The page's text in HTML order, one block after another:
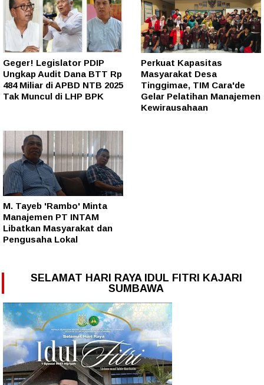
Geger! Legislator PDIP
Ungkap Audit Dana BTT Rp
484 Miliar di APBD NTB 2025
Tak Muncul di LHP BPK
Perkuat Kapasitas
Masyarakat Desa
Tinggimae, TIM Cara'de
Gelar Pelatihan Manajemen
Kewirausahaan
M. Tayeb 'Rambo' Minta
Manajemen PT INTAM
Libatkan Masyarakat dan
Pengusaha Lokal
SELAMAT HARI RAYA IDUL FITRI KAJARI
SUMBAWA